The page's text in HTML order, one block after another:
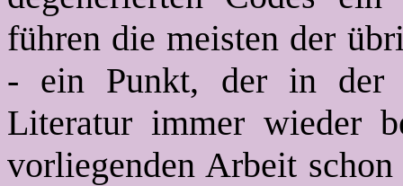
führen die meisten der
- ein Punkt, der in der
Literatur immer wieder
vorliegenden Arbeit